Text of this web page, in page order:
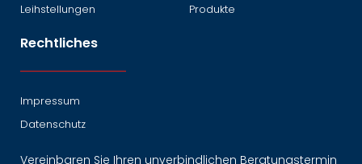
Leihstellungen
Produkte
Rechtliches
Impressum
Datenschutz
Vereinbaren Sie Ihren unverbindlichen Beratungstermin